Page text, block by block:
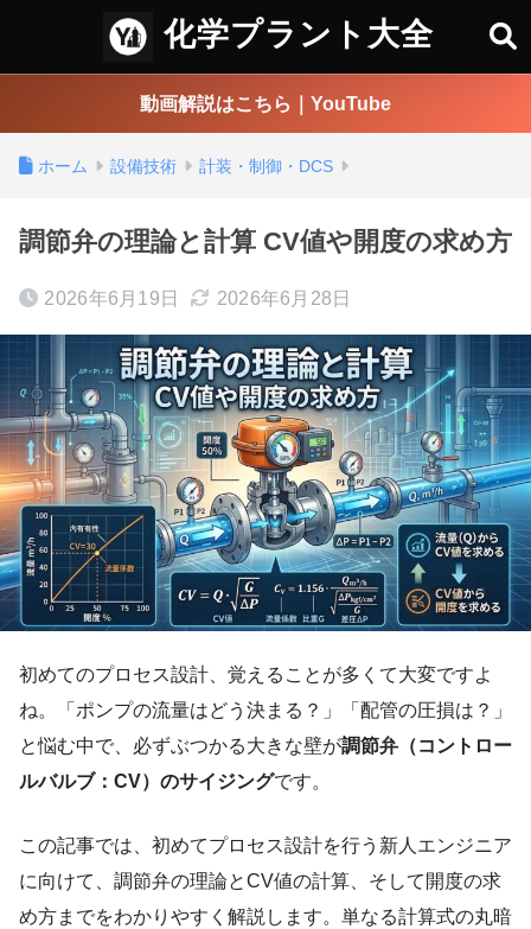
化学プラント大全
動画解説はこちら｜YouTube
ホーム 設備技術 計装・制御・DCS
調節弁の理論と計算 CV値や開度の求め方
2026年6月19日 2026年6月28日
初めてのプロセス設計、覚えることが多くて大変ですよ
ね。「ポンプの流量はどう決まる？」「配管の圧損は？」
と悩む中で、必ずぶつかる大きな壁が調節弁（コントロー
ルバルブ：CV）のサイジングです。
この記事では、初めてプロセス設計を行う新人エンジニア
に向けて、調節弁の理論とCV値の計算、そして開度の求
め方までをわかりやすく解説します。単なる計算式の丸暗